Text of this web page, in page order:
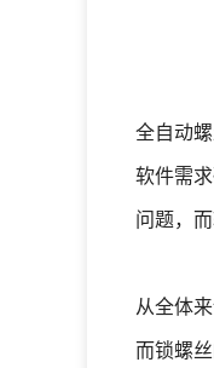
全自动
软件需
问题，
从全体
而锁螺